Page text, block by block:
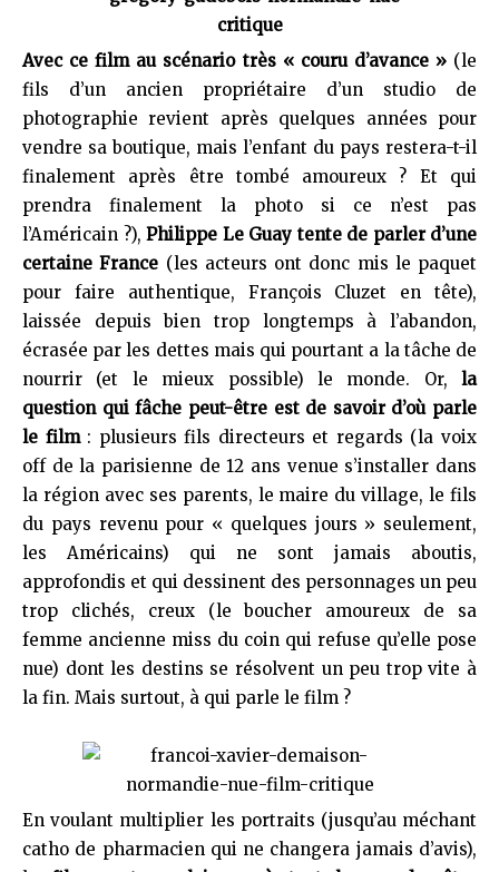
Avec ce film au scénario très « couru d’avance »(le
fils d’un ancien propriétaire d’un studio de
photographie revient après quelques années pour
vendre sa boutique, mais l’enfant du pays restera-t-il
finalement après être tombé amoureux ? Et qui
prendra finalement la photo si ce n’est pas
l’Américain ?), Philippe Le Guay tente de parler d’une
certaine France (les acteurs ont donc mis le paquet
pour faire authentique, François Cluzet en tête),
laissée depuis bien trop longtemps à l’abandon,
écrasée par les dettes mais qui pourtant a la tâche de
nourrir (et le mieux possible) le monde. Or, la
question qui fâche peut-être est de savoir d’où parle
le film: plusieurs fils directeurs et regards (la voix
off de la parisienne de 12 ans venue s’installer dans
la région avec ses parents, le maire du village, le fils
du pays revenu pour « quelques jours » seulement,
les Américains) qui ne sont jamais aboutis,
approfondis et qui dessinent des personnages un peu
trop clichés, creux (le boucher amoureux de sa
femme ancienne miss du coin qui refuse qu’elle pose
nue) dont les destins se résolvent un peu trop vite à
la fin. Mais surtout, à qui parle le film ?
En voulant multiplier les portraits (jusqu’au méchant
catho de pharmacien qui ne changera jamais d’avis),